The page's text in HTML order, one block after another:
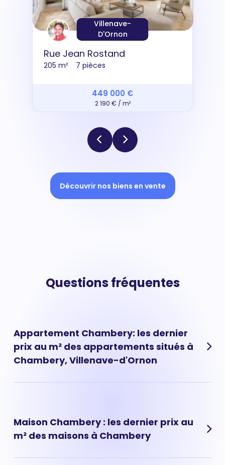
Villenave-
D'Ornon
Rue Jean Rostand
205 m² 7 pièces
449 000 €
2 190 € / m²
Découvrir nos biens en vente
Questions fréquentes
Appartement Chambery: les dernier
prix au m² des appartements situés à
Chambery, Villenave-d'Ornon
m² en moyenne.
Maison Chambery : les dernier prix au
m² des maisons à Chambery